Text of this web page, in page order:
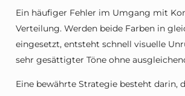
Ein häufiger Fehler im Umgang mit
Verteilung. Werden beide Farben in
eingesetzt, entsteht schnell visuelle
sehr gesättigter Töne ohne
Eine bewährte Strategie besteht darin,